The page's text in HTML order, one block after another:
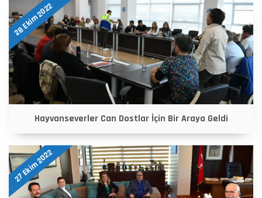
28 Ekim 2022
Hayvanseverler Can Dostlar İçin Bir Araya Geldi
27 Ekim 2022